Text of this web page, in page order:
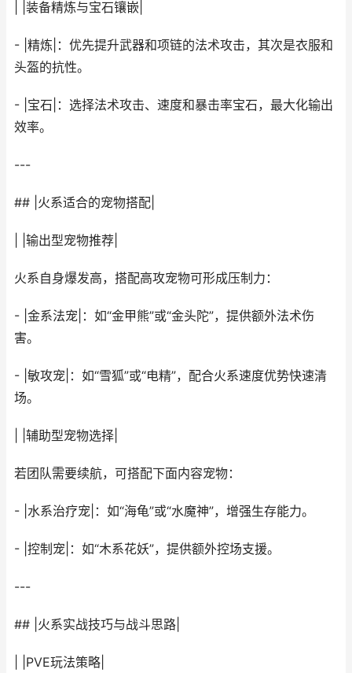
| |装备精炼与宝石镶嵌|
- |精炼|：优先提升武器和项链的法术攻击，其次是衣服和
头盔的抗性。
- |宝石|：选择法术攻击、速度和暴击率宝石，最大化输出
效率。
---
## |火系适合的宠物搭配|
| |输出型宠物推荐|
火系自身爆发高，搭配高攻宠物可形成压制力：
- |金系法宠|：如“金甲熊”或“金头陀”，提供额外法术伤
害。
- |敏攻宠|：如“雪狐”或“电精”，配合火系速度优势快速清
场。
| |辅助型宠物选择|
若团队需要续航，可搭配下面内容宠物：
- |水系治疗宠|：如“海龟”或“水魔神”，增强生存能力。
- |控制宠|：如“木系花妖”，提供额外控场支援。
---
## |火系实战技巧与战斗思路|
| |PVE玩法策略|